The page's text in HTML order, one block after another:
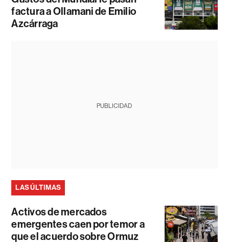
factura a Ollamani de Emilio
Azcárraga
PUBLICIDAD
LAS ÚLTIMAS
Activos de mercados
emergentes caen por temor a
que el acuerdo sobre Ormuz